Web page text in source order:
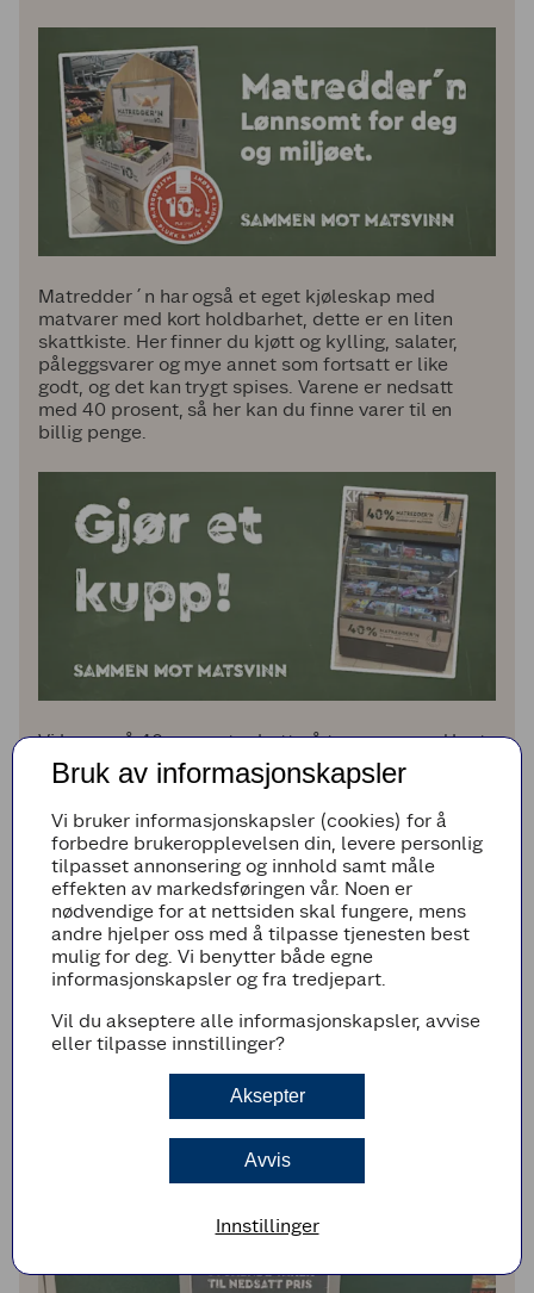
Matredder´n har også et eget kjøleskap med
matvarer med kort holdbarhet, dette er en liten
skattkiste. Her finner du kjøtt og kylling, salater,
påleggsvarer og mye annet som fortsatt er like
godt, og det kan trygt spises. Varene er nedsatt
med 40 prosent, så her kan du finne varer til en
billig penge.
Vi har også 40 prosent rabatt på tørrvarer med kort
holdbarhet, men som fortsatt er like gode.
Tre ganger i året får vi inn mange nyheter i
sortimentet. Når nye ting kommer inn, må andre ting
ut. Det er ikke noe galt med varene, men vi må
rydde plass i hyllene. Så disse produktene selger vi
til nedsatt pris.
Er du litt bevisst og tar en tur innom Matredder´n
når du er hos Coop Mega, sparer du penger. Det er
miljøet. Sammen for en grønnere hverdag.
Bruk av informasjonskapsler
Vi bruker informasjonskapsler (cookies) for å
forbedre brukeropplevelsen din, levere personlig
tilpasset annonsering og innhold samt måle
effekten av markedsføringen vår. Noen er
nødvendige for at nettsiden skal fungere, mens
andre hjelper oss med å tilpasse tjenesten best
mulig for deg. Vi benytter både egne
informasjonskapsler og fra tredjepart.
Vil du akseptere alle informasjonskapsler, avvise
eller tilpasse innstillinger?
Aksepter
Avvis
Innstillinger